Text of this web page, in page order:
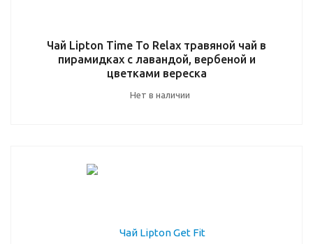
Чай Lipton Time To Relax травяной чай в
пирамидках с лавандой, вербеной и
цветками вереска
Нет в наличии